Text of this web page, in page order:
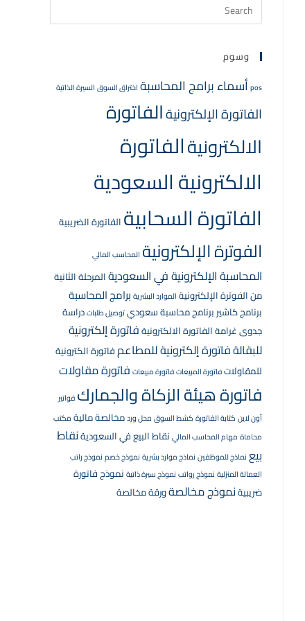
وسوم
pos أسماء برامج المحاسبة اختراق السوق السيرة الذاتية
الفاتورة الإلكترونيةالفاتورة
الالكترونيةالفاتورة
الالكترونية السعودية
الفاتورة السحابية الفاتورة الضريبية
الفوترة الإلكترونية المحاسب المالي
المحاسبة الإلكترونية في السعوديةالمرحلة الثانية
من الفوترة الإلكترونية الموارد البشرية برامج المحاسبة
برنامج كاشيربرنامج محاسبة سعوديتوصيل طلباتدراسة
جدوىغرامة الفاتورة الالكترونيةفاتورة إلكترونية
للبقالةفاتورة إلكترونية للمطاعمفاتورة الكترونية
للمقاولاتفاتورة المبيعاتفاتورة مبيعات فاتورة مقاولات
فاتورة هيئة الزكاة والجمارك فواتير
أون لاين كتابة الفاتورة كشط السوق محل وردمخالصة مالية مكتب
محاماة مهام المحاسب المالي نقاط البيع في السعوديةنقاط
بيع نماذج للموظفين نماذج موارد بشرية نموذج خصم نموذج راتب
العمالة المنزلية نموذج رواتب نموذج سيرة ذاتية نموذج فاتورة
ضريبيةنموذج مخالصةورقة مخالصة